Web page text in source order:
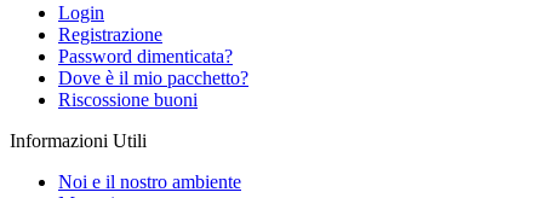
Login
Registrazione
Password dimenticata?
Dove è il mio pacchetto?
Riscossione buoni
Informazioni Utili
Noi e il nostro ambiente